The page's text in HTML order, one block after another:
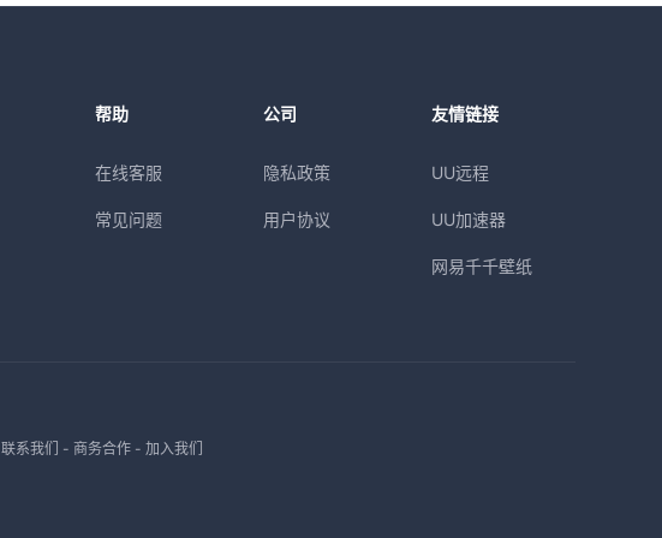
帮助
在线客服
常见问题
公司
隐私政策
用户协议
友情链接
UU远程
UU加速器
网易千千壁纸
联系我们 - 商务合作- 加入我们